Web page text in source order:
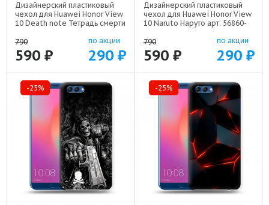
Дизайнерский пластиковый
чехол для Huawei Honor View
10 Death note Тетрадь смерти
790
590 ₽
по акции
290 ₽
Дизайнерский пластиковый
чехол для Huawei Honor View
10 Naruto Наруто арт: 56860-
790
590 ₽
по акции
290 ₽
-25% -25%